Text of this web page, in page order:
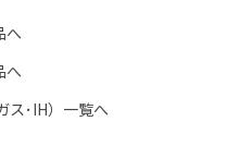
へ
ス･IH）一覧へ
へ